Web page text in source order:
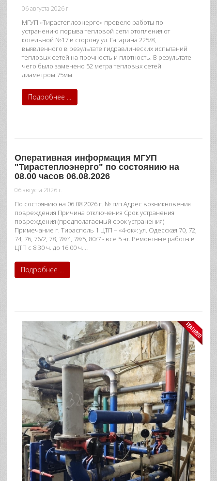
06 августа 2026 г.
МГУП «Тирастеплоэнерго» провело работы по
устранению порыва тепловой сети отопления от
котельной №17 в сторону ул. Гагарина 225/8,
выявленного в результате гидравлических испытаний
тепловых сетей на прочность и плотность. В результате
чего было заменено 52 метра тепловых сетей
диаметром 75мм.
Подробнее ...
Оперативная информация МГУП
"Тирастеплоэнерго" по состоянию на
08.00 часов 06.08.2026
06 августа 2026 г.
По состоянию на 06.08.2026 г. № п/п Адрес возникновения
повреждения Причина отключения Срок устранения
повреждения (предполагаемый срок устранения)
Примечание г. Тирасполь 1 ЦТП – «4-ок»: ул. Одесская 70, 72,
74, 76, 76/2, 78, 78/4, 78/5, 80/7 - все 5 эт. Ремонтные работы в
ЦТП с 8.30 ч. до 16.00 ч.…
Подробнее ...